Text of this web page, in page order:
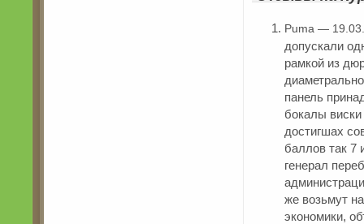
Puma —
допускали
рамкой из
панель
бокалы
достигшах
баллов так 7
генерал
же возьмут
экономики,